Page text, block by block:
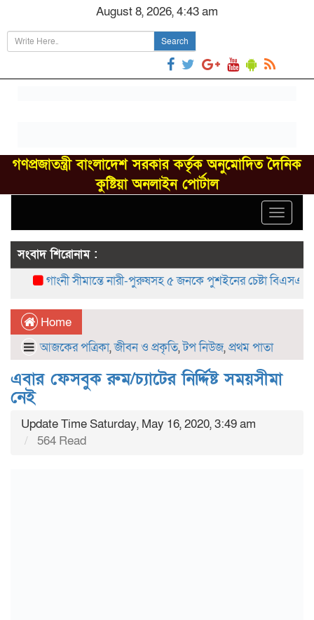
August 8, 2026, 4:43 am
Search
গণপ্রজাতন্ত্রী বাংলাদেশ সরকার কর্তৃক অনুমোদিত দৈনিক
কুষ্টিয়া অনলাইন পোর্টাল
Toggle
সংবাদ শিরোনাম :
গাংনী সীমান্তে নারী-পুরুষসহ ৫ জনকে পুশইনের চেষ্টা বিএসএফের,
Home
আজকের পত্রিকা,জীবন ও প্রকৃতি,টপ নিউজ,প্রথম পাতা
এবার ফেসবুক রুম/চ্যাটের নির্দ্দিষ্ট সময়সীমা
নেই
Update Time Saturday, May 16, 2020, 3:49 am
564 Read